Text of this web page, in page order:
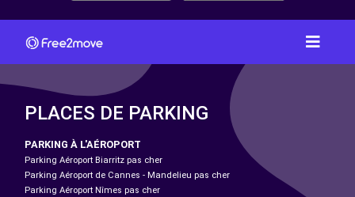
PLACES DE PARKING
PARKING À L'AÉROPORT
Parking Aéroport Biarritz pas cher
Parking Aéroport de Cannes - Mandelieu pas cher
Parking Aéroport Nîmes pas cher